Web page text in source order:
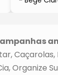
Caçarolas,
Organize